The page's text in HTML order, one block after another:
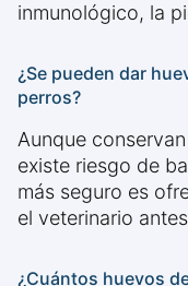
inmunológico, la
¿Se pueden dar
perros?
Aunque
existe riesgo de
más seguro es
el veterinario
¿Cuántos huevos